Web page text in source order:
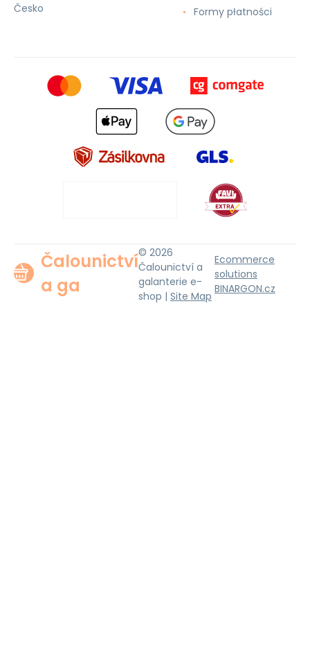
Česko
Formy płatności
Čalounictví
a ga
© 2026
Čalounictví a
galanterie e-
shop | Site Map
Ecommerce
solutions
BINARGON.cz